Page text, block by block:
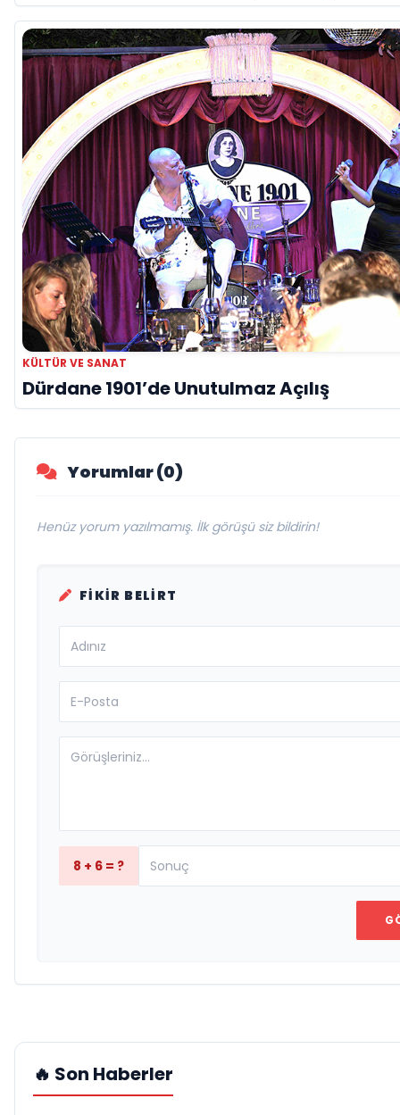
KÜLTÜR VE SANAT
Dürdane 1901’de Unutulmaz Açılış
Yorumlar (0)
Henüz yorum yazılmamış. İlk görüşü siz bildirin!
FIKIR BELIRT
8 + 6 = ?
🔥 Son Haberler